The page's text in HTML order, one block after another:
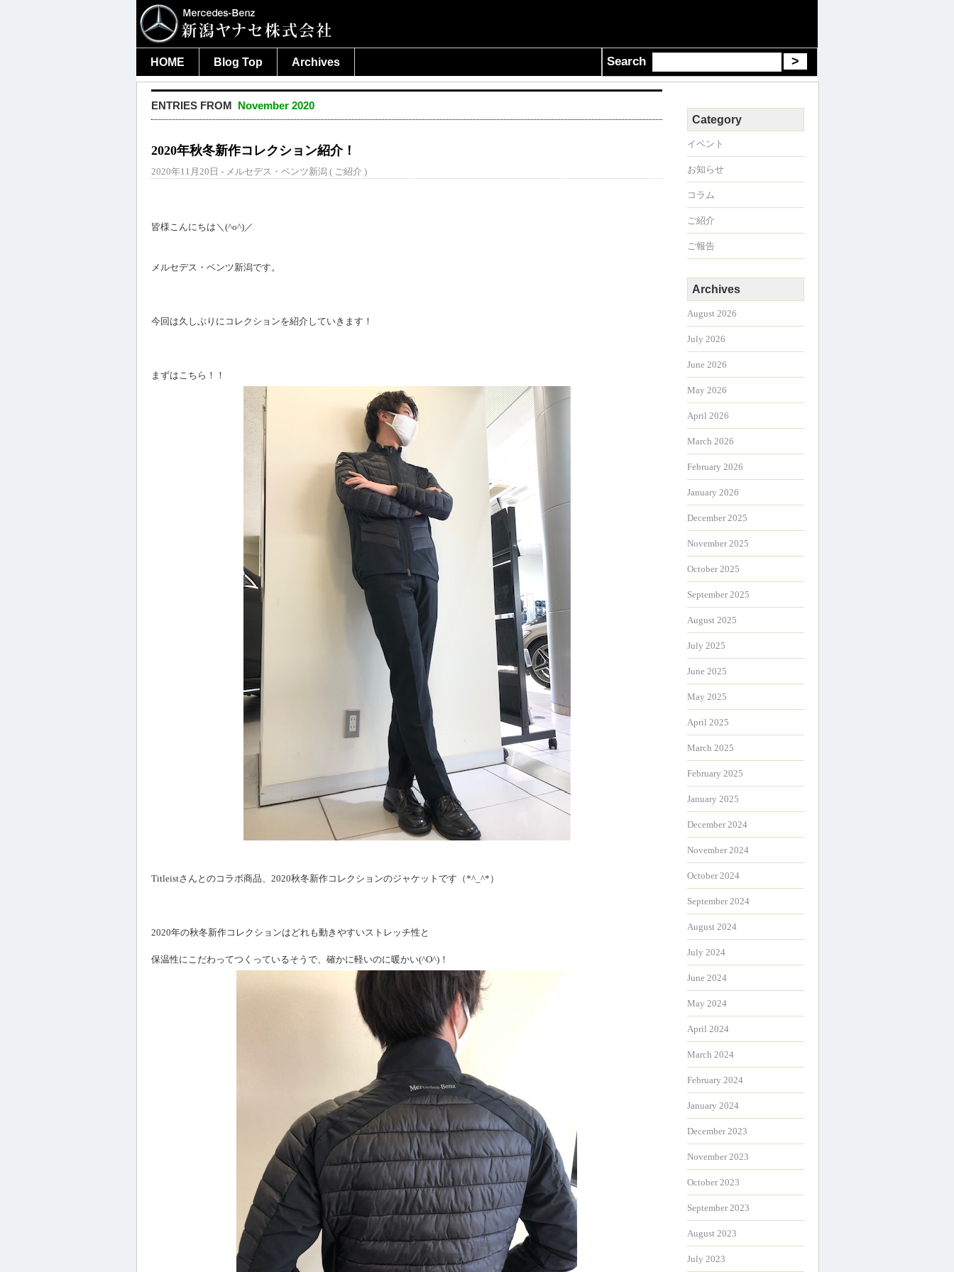
HOME Blog Top Archives Search
ENTRIES FROM November 2020
2020年秋冬新作コレクション紹介！
2020年11月20日 - メルセデス・ベンツ新潟 ( ご紹介 )
皆様こんにちは＼(^o^)／
メルセデス・ベンツ新潟です。
今回は久しぶりにコレクションを紹介していきます！
まずはこちら！！
Titleistさんとのコラボ商品、2020秋冬新作コレクションのジャケットです（*^_^*）
2020年の秋冬新作コレクションはどれも動きやすいストレッチ性と
保温性にこだわってつくっているそうで、確かに軽いのに暖かい(^O^)！
Category
イベント
お知らせ
コラム
ご紹介
ご報告
Archives
August 2026
July 2026
June 2026
May 2026
April 2026
March 2026
February 2026
January 2026
December 2025
November 2025
October 2025
September 2025
August 2025
July 2025
June 2025
May 2025
April 2025
March 2025
February 2025
January 2025
December 2024
November 2024
October 2024
September 2024
August 2024
July 2024
June 2024
May 2024
April 2024
March 2024
February 2024
January 2024
December 2023
November 2023
October 2023
September 2023
August 2023
July 2023